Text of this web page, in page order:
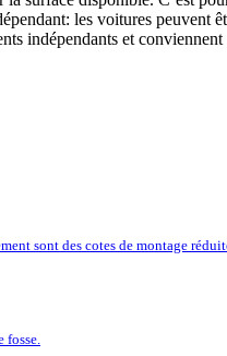
les voitures peuvent
indépendants et
sont des cotes de montage
fosse.